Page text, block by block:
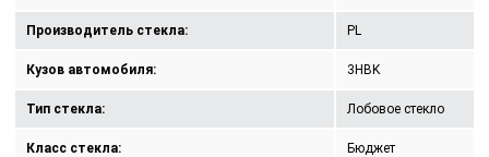
Производитель стекла: PL
Кузов автомобиля: 3HBK
Тип стекла: Лобовое стекло
Класс стекла: Бюджет